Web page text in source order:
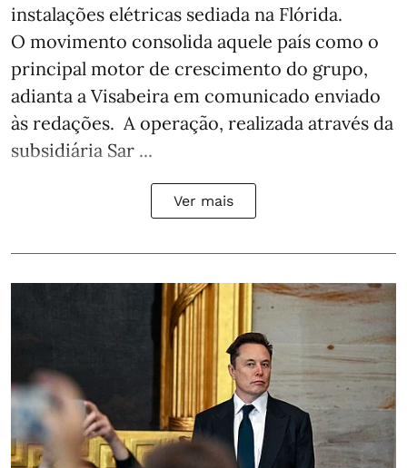
instalações elétricas sediada na Flórida.
O movimento consolida aquele país como o
principal motor de crescimento do grupo,
adianta a Visabeira em comunicado enviado
às redações. A operação, realizada através da
subsidiária Sar ...
Ver mais